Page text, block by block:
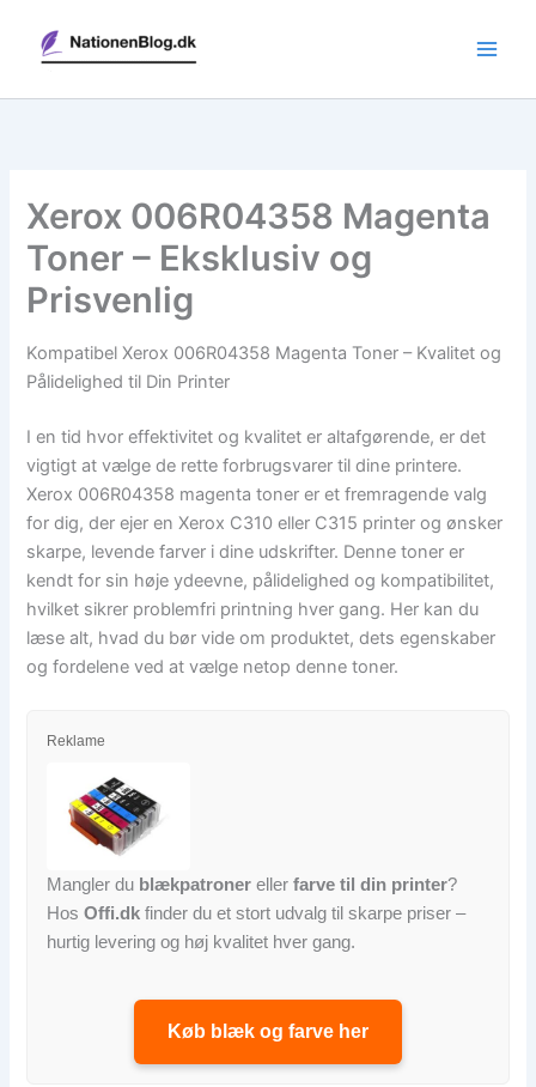
indholdet
Xerox 006R04358 Magenta
Toner – Eksklusiv og
Prisvenlig
Kompatibel Xerox 006R04358 Magenta Toner – Kvalitet og
Pålidelighed til Din Printer
I en tid hvor effektivitet og kvalitet er altafgørende, er det
vigtigt at vælge de rette forbrugsvarer til dine printere.
Xerox 006R04358 magenta toner er et fremragende valg
for dig, der ejer en Xerox C310 eller C315 printer og ønsker
skarpe, levende farver i dine udskrifter. Denne toner er
kendt for sin høje ydeevne, pålidelighed og kompatibilitet,
hvilket sikrer problemfri printning hver gang. Her kan du
læse alt, hvad du bør vide om produktet, dets egenskaber
og fordelene ved at vælge netop denne toner.
Reklame
Mangler du blækpatroner ellerfarve til din printer?
HosOffi.dk finder du et stort udvalg til skarpe priser –
hurtig levering og høj kvalitet hver gang.
Køb blæk og farve her